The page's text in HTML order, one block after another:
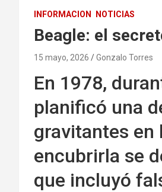
INFORMACION NOTICIAS
Beagle: el
15 mayo, 2026 Gonzalo Torres
En 1978,
planificó una
gravitantes en
encubrirla se
que incluyó